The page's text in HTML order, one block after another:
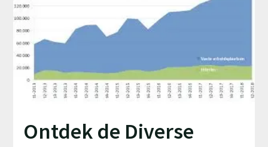
Ontdek de Diverse